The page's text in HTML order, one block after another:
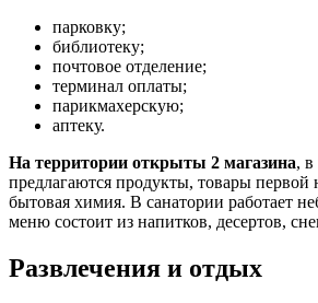
парковку;
библиотеку;
почтовое отделение;
терминал оплаты;
парикмахерскую;
аптеку.
На территории открыты 2 магазина, в
предлагаются продукты, товары первой
бытовая химия. В санатории работает
меню состоит из напитков, десертов,
Развлечения и отдых